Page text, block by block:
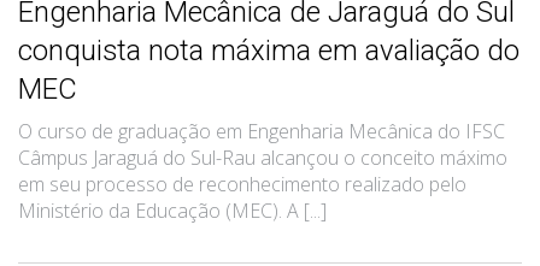
Engenharia Mecânica de Jaraguá do Sul
conquista nota máxima em avaliação do
MEC
O curso de graduação em Engenharia Mecânica do IFSC
Câmpus Jaraguá do Sul-Rau alcançou o conceito máximo
em seu processo de reconhecimento realizado pelo
Ministério da Educação (MEC). A [...]